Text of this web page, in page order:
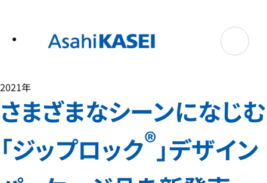
2021年
さまざまなシーンになじむ
「ジップロック®」デザイン